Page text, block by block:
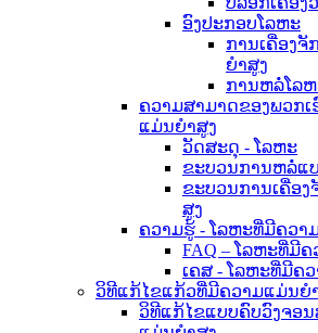
ອົງປະກອບໂລຫະ
ການເຄື່ອງ
ຍໍາສູງ
ການຫລໍ່ໂລ
ຄວາມສາມາດຂອງພວກ
ແມ່ນຍໍາສູງ
ວັດສະດຸ - ໂລຫະ
ຂະບວນການຫລໍ່ແ
ຂະບວນການເຄື່ອ
ສູງ
ຄວາມຮູ້ - ໂລຫະທີ່ມີຄວາ
FAQ – ໂລຫະທີ່ມີ
ເຄສ - ໂລຫະທີ່ມີຄ
ວິທີແກ້ໄຂແກ້ວທີ່ມີຄວາມແມ່ນຍໍ
ວິທີແກ້ໄຂແບບຄົບວົງຈອ